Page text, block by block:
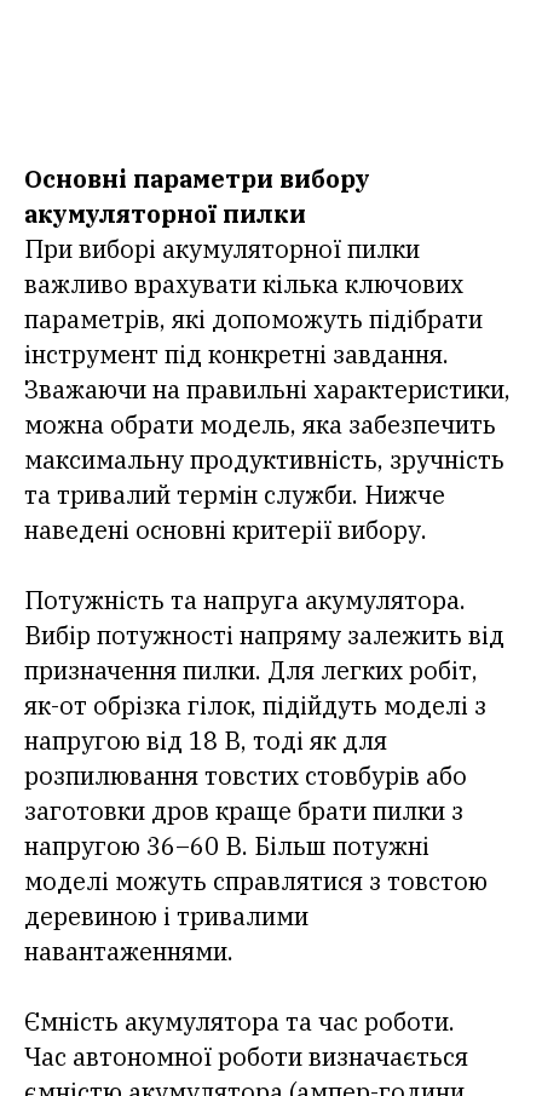
Основні параметри вибору
акумуляторної пилки
При виборі акумуляторної пилки
важливо врахувати кілька ключових
параметрів, які допоможуть підібрати
інструмент під конкретні завдання.
Зважаючи на правильні характеристики,
можна обрати модель, яка забезпечить
максимальну продуктивність, зручність
та тривалий термін служби. Нижче
наведені основні критерії вибору.
Потужність та напруга акумулятора.
Вибір потужності напряму залежить від
призначення пилки. Для легких робіт,
як-от обрізка гілок, підійдуть моделі з
напругою від 18 В, тоді як для
розпилювання товстих стовбурів або
заготовки дров краще брати пилки з
напругою 36–60 В. Більш потужні
моделі можуть справлятися з товстою
деревиною і тривалими
навантаженнями.
Ємність акумулятора та час роботи.
Час автономної роботи визначається